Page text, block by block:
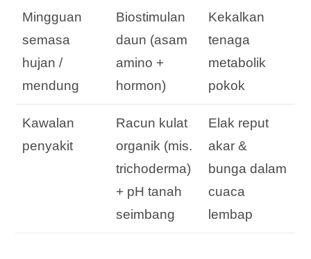
Mingguan
semasa
hujan /
mendung
Biostimulan
daun (asam
amino +
hormon)
Kekalkan
tenaga
metabolik
pokok
Kawalan
penyakit
Racun kulat
organik (mis.
trichoderma)
+ pH tanah
seimbang
Elak reput
akar &
bunga dalam
cuaca
lembap